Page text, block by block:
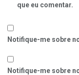
que eu comentar.
Notifique-me sobre
Notifique-me sobre